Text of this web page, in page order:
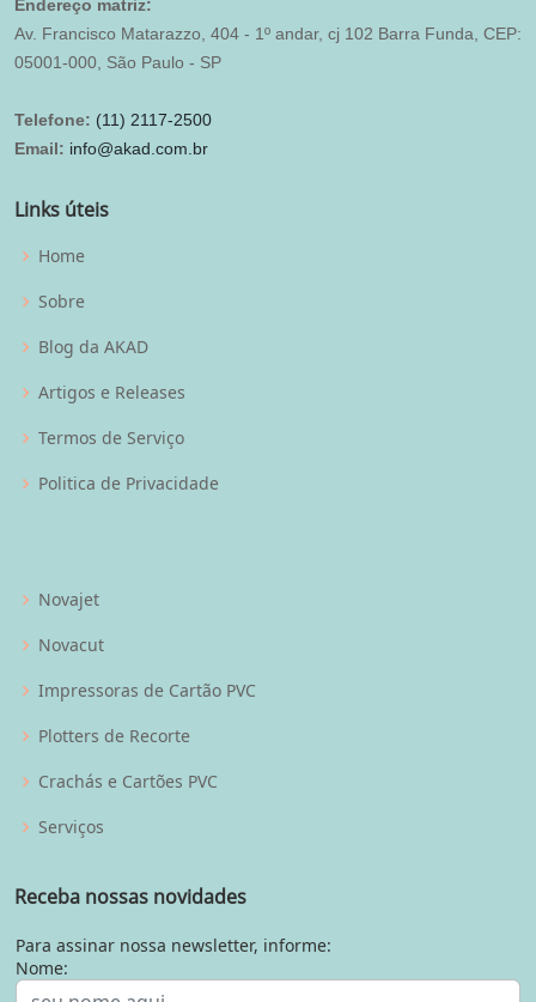
Endereço matriz:
Av. Francisco Matarazzo, 404 - 1º andar, cj 102 Barra Funda, CEP:
05001-000, São Paulo - SP
Telefone: (11) 2117-2500
Email: info@akad.com.br
Links úteis
Home
Sobre
Blog da AKAD
Artigos e Releases
Termos de Serviço
Politica de Privacidade
Novajet
Novacut
Impressoras de Cartão PVC
Plotters de Recorte
Crachás e Cartões PVC
Serviços
Receba nossas novidades
Para assinar nossa newsletter, informe:
Nome: